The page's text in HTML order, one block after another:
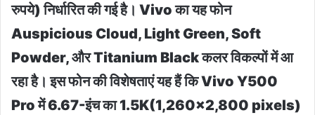
रुपये) निर्धारित की गई है। Vivo का यह फोन
Auspicious Cloud, Light Green, Soft
Powder, और Titanium Black कलर विकल्पों में आ
रहा है। इस फोन की विशेषताएं यह हैं कि Vivo Y500
Pro में 6.67-इंच का 1.5K(1,260×2,800 pixels)